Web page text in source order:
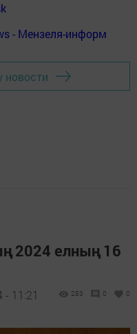
- Мензеля-информ
новости
2024 елның 16
- 11:21 283 0 0